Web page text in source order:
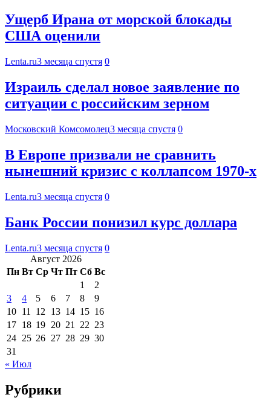
Ущерб Ирана от морской блокады
США оценили
Lenta.ru3 месяца спустя 0
Израиль сделал новое заявление по
ситуации с российским зерном
Московский Комсомолец3 месяца спустя 0
В Европе призвали не сравнить
нынешний кризис с коллапсом 1970-х
Lenta.ru3 месяца спустя 0
Банк России понизил курс доллара
Lenta.ru3 месяца спустя 0
Август 2026
Пн Вт Ср Чт Пт Сб Вс
1
2
3
4 5 6 7 8
9
10 11 12 13 14 15 16
17 18 19 20 21 22 23
24 25 26 27 28 29 30
31
« Июл
Рубрики